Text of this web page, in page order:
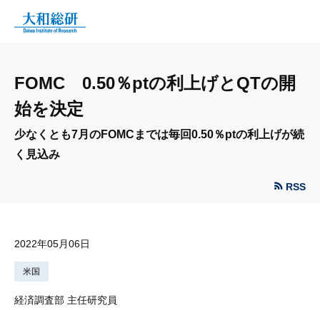
FOMC 0.50％ptの利上げとQTの開
始を決定
少なくとも7月のFOMCまでは毎回0.50％ptの利上げが続
く見込み
RSS
2022年05月06日
米国
経済調査部 主任研究員